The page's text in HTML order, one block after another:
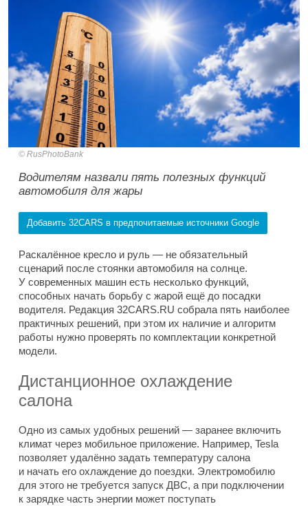
RusPhotoBank
Водителям назвали пять полезных функций
автомобиля для жары
Добавить 32CARS в предпочитаемые источники Google
Раскалённое кресло и руль — не обязательный
сценарий после стоянки автомобиля на солнце.
У современных машин есть несколько функций,
способных начать борьбу с жарой ещё до посадки
водителя. Редакция 32CARS.RU собрала пять наиболее
практичных решений, при этом их наличие и алгоритм
работы нужно проверять по комплектации конкретной
модели.
Дистанционное охлаждение
салона
Одно из самых удобных решений — заранее включить
климат через мобильное приложение. Например, Tesla
позволяет удалённо задать температуру салона
и начать его охлаждение до поездки. Электромобилю
для этого не требуется запуск ДВС, а при подключении
к зарядке часть энергии может поступать